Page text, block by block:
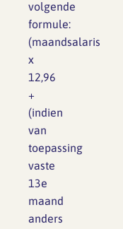
volgende
formule:
(maandsalaris
x
12,96
+
(indien
van
toepassing
vaste
13e
maand
anders